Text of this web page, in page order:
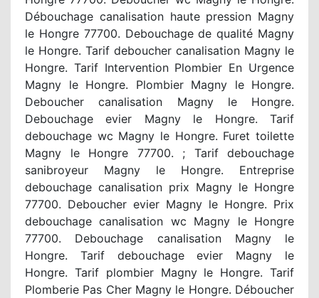
Débouchage canalisation haute pression Magny
le Hongre 77700. Debouchage de qualité Magny
le Hongre. Tarif deboucher canalisation Magny le
Hongre. Tarif Intervention Plombier En Urgence
Magny le Hongre. Plombier Magny le Hongre.
Deboucher canalisation Magny le Hongre.
Debouchage evier Magny le Hongre. Tarif
debouchage wc Magny le Hongre. Furet toilette
Magny le Hongre 77700. ; Tarif debouchage
sanibroyeur Magny le Hongre. Entreprise
debouchage canalisation prix Magny le Hongre
77700. Deboucher evier Magny le Hongre. Prix
debouchage canalisation wc Magny le Hongre
77700. Debouchage canalisation Magny le
Hongre. Tarif debouchage evier Magny le
Hongre. Tarif plombier Magny le Hongre. Tarif
Plomberie Pas Cher Magny le Hongre. Déboucher